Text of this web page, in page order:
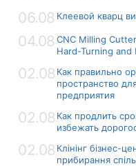
06.08 Клеевой кварц
04.08 CNC Milling
Hard-Turning and
02.08 Как правильно
пространство
предприятия
02.08 Как продлить
избежать
02.08 Клінінг бізнес-
прибирання